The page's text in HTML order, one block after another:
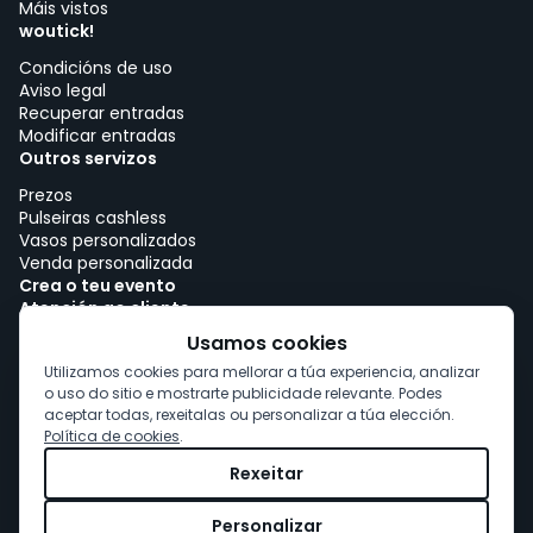
Máis vistos
woutick!
Condicións de uso
Aviso legal
Recuperar entradas
Modificar entradas
Outros servizos
Prezos
Pulseiras cashless
Vasos personalizados
Venda personalizada
Crea o teu evento
Atención ao cliente
Traballar con woutick!
Consentimento de cookies
Usamos cookies
Utilizamos cookies para mellorar a túa experiencia, analizar
o uso do sitio e mostrarte publicidade relevante. Podes
aceptar todas, rexeitalas ou personalizar a túa elección.
Política de cookies.
Rexeitar
Personalizar